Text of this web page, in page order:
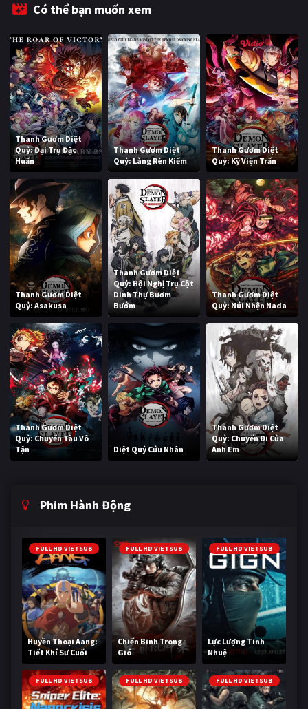
Có thể bạn muốn xem
Thanh Gươm Diệt
Quỷ: Đại Trụ Đặc
Huấn
Thanh Gươm Diệt
Quỷ: Làng Rèn Kiếm
Thanh Gươm Diệt
Quỷ: Kỹ Viện Trấn
Thanh Gươm Diệt
Quỷ: Asakusa
Thanh Gươm Diệt
Quỷ: Hội Nghị Trụ Cột
Dinh Thự Bươm
Bướm
Thanh Gươm Diệt
Quỷ: Núi Nhện Nada
Thanh Gươm Diệt
Quỷ: Chuyến Tàu Vô
Tận
Diệt Quỷ Cứu Nhân
Thanh Gươm Diệt
Quỷ: Chuyến Đi Của
Anh Em
Phim Hành Động
FULL HD VIETSUB
Huyền Thoại Aang:
Tiết Khí Sư Cuối
Cùng
FULL HD VIETSUB
Chiến Binh Trong
Gió
FULL HD VIETSUB
Lực Lượng Tinh
Nhuệ
FULL HD VIETSUB FULL HD VIETSUB FULL HD VIETSUB